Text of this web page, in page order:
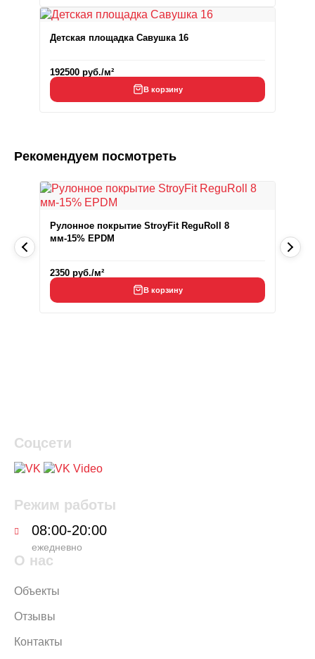
Детская площадка Савушка 16
192500 руб./м²
В корзину
Рекомендуем посмотреть
Рулонное покрытие StroyFit ReguRoll 8
мм-15% EPDM
2350 руб./м²
В корзину
Соцсети
Режим работы
08:00-20:00
ежедневно
О нас
Объекты
Отзывы
Контакты